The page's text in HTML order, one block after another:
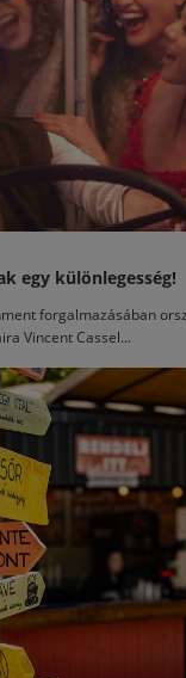
egy különlegesség!
forgalmazásában
Vincent Cassel...